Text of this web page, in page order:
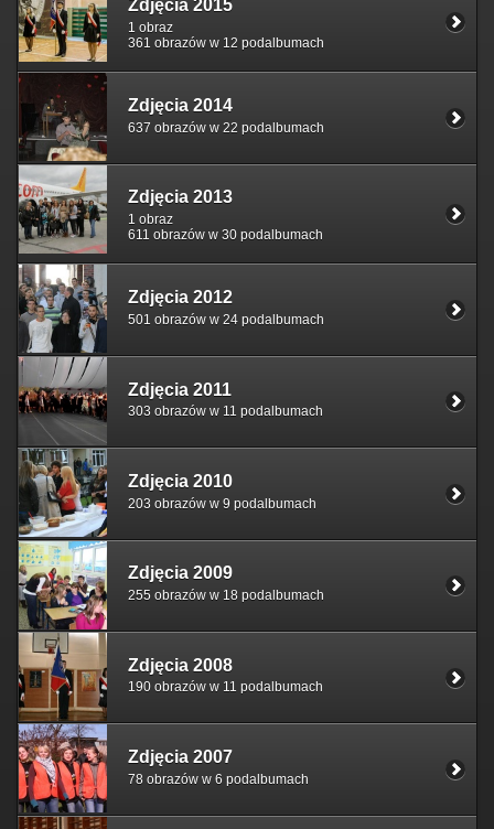
Zdjęcia 2015
1 obraz
361 obrazów w 12 podalbumach
Zdjęcia 2014
637 obrazów w 22 podalbumach
Zdjęcia 2013
1 obraz
611 obrazów w 30 podalbumach
Zdjęcia 2012
501 obrazów w 24 podalbumach
Zdjęcia 2011
303 obrazów w 11 podalbumach
Zdjęcia 2010
203 obrazów w 9 podalbumach
Zdjęcia 2009
255 obrazów w 18 podalbumach
Zdjęcia 2008
190 obrazów w 11 podalbumach
Zdjęcia 2007
78 obrazów w 6 podalbumach